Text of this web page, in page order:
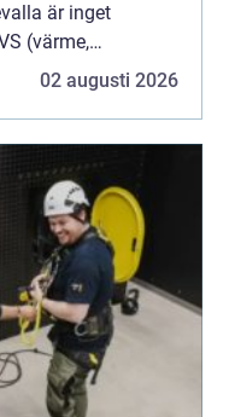
är inget
(värme,
02 augusti 2026